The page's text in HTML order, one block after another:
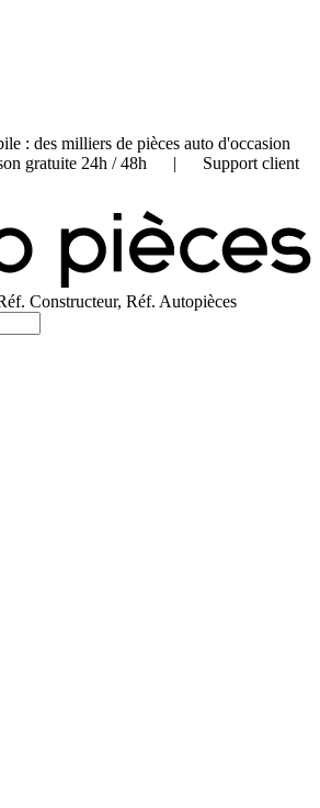
: des milliers de pièces auto d'occasion
gratuite 24h / 48h | Support client
Constructeur, Réf. Autopièces